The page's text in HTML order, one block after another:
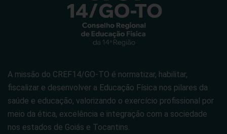
A missão do CREF14/GO-TO é normatizar, habilitar,
fiscalizar e desenvolver a Educação Física nos pilares da
saúde e educação, valorizando o exercício profissional por
meio da ética, excelência e integração com a sociedade
nos estados de Goiás e Tocantins.